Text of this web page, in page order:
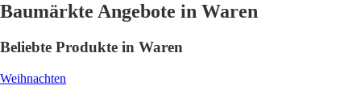
Baumärkte Angebote in Waren
Beliebte Produkte in Waren
Weihnachten